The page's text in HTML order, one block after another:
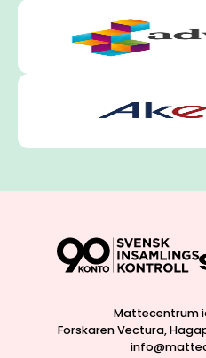
Mattecentrum
Forskaren Vectura,